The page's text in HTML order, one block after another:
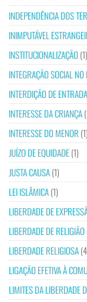
INDEPENDÊNCIA DOS
INIMPUTÁVEL
INSTITUCIONALIZAÇÃO (1)
INTEGRAÇÃO SOCIAL
INTERDIÇÃO DE ENTRADA
INTERESSE DA CRIANÇA
INTERESSE DO MENOR (1)
JUÍZO DE EQUIDADE(1)
JUSTA CAUSA(1)
LEI ISLÂMICA(1)
LIBERDADE DE
LIBERDADE DE RELIGIÃO
LIBERDADE RELIGIOSA
LIGAÇÃO EFETIVA À
LIMITES DA LIBERDADE